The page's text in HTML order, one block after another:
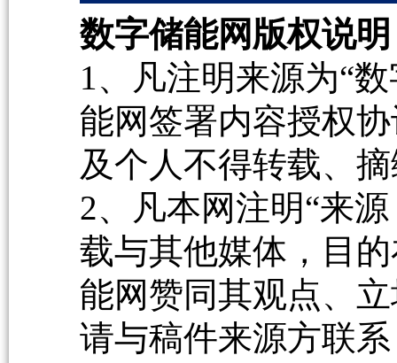
数字储能网版权说
1、凡注明来源为“
能网签署内容授权
及个人不得转载、
2、凡本网注明“来
载与其他媒体，目
能网赞同其观点、
请与稿件来源方联